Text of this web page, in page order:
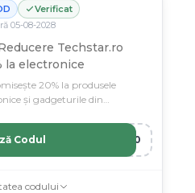
Verificat
05-08-2028
Techstar.ro
la electronice
20% la produsele
și gadgeturile din
H20
Codul
codului